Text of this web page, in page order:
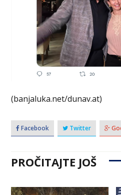
(banjaluka.net/dunav.at)
Facebook Twitter
PROČITAJTE JOŠ